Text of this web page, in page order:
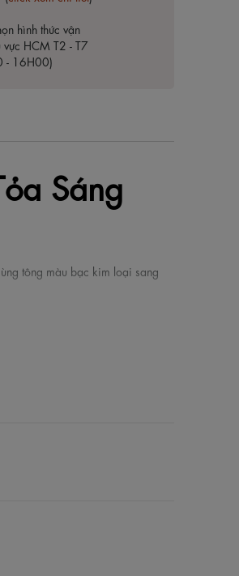
hình thức vận
HCM T2 - T7
- 16H00)
Sáng
tông màu bạc kim loại sang